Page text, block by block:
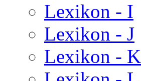
Lexikon - I
Lexikon - J
Lexikon - K